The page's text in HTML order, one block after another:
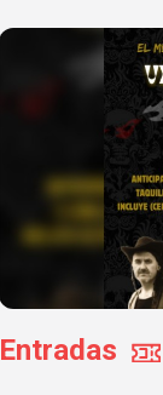
Entradas